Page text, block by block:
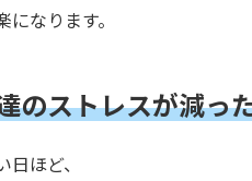
になります。
のストレスが減っ
日ほど、